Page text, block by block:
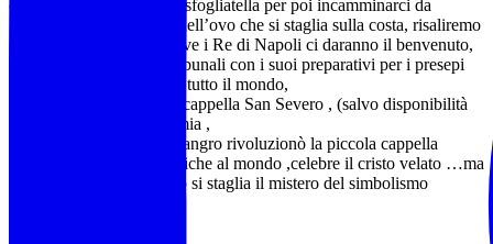
colazione fatta da caffè e sfogliatella per poi incamminarci da
Mergellina con il castel dell’ovo che si staglia sulla costa, risaliremo
a piazza del plebiscito dove i Re di Napoli ci daranno il benvenuto,
Andremo poi a via dei tribunali con i suoi preparativi per i presepi
che la rendono famosa in tutto il mondo,
E poi la nostra visita alla cappella San Severo , (salvo disponibilità
biglietti) scrigno di alchimia ,
Nel 1700 Raimondo di Sangro rivoluzionò la piccola cappella
commisionando opere uniche al mondo ,celebre il cristo velato …ma
vedremo che tutto intorno si staglia il mistero del simbolismo